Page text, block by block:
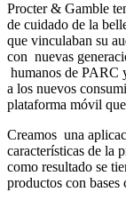
Procter & Gamble
de cuidado de la
que vinculaban su
con nuevas
humanos de PARC
a los nuevos
plataforma móvil
Creamos una
características de la
como resultado se
productos con